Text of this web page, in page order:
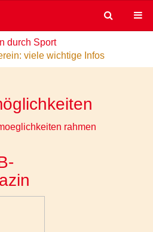
durch Sport
viele wichtige Infos